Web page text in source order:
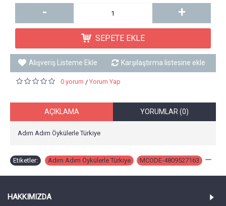
- +
SEPETE EKLE
Alışveriş Listeme Ekle Karşılaştırma listesine ekle
0 yorum / Yorum Yap
AÇIKLAMA YORUMLAR (0)
Adım Adım Öykülerle Türkiye
Etiketler: Adım Adım Öykülerle Türkiye MCODE-4809527163
HAKKIMIZDA